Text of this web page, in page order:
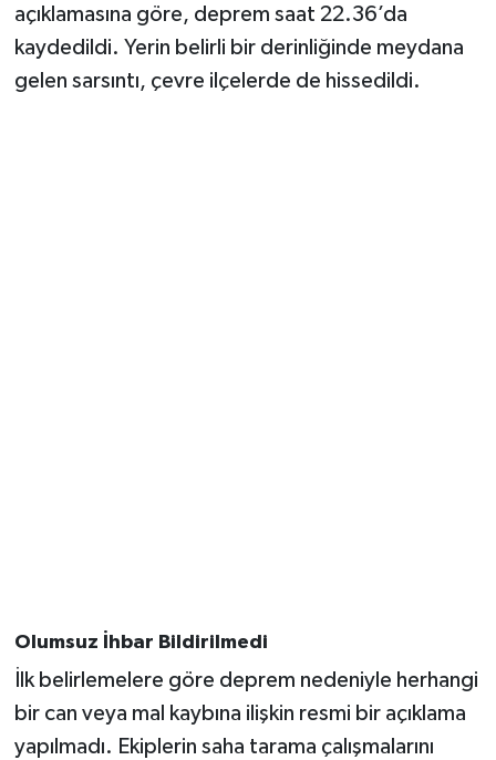
açıklamasına göre, deprem saat 22.36’da
kaydedildi. Yerin belirli bir derinliğinde meydana
gelen sarsıntı, çevre ilçelerde de hissedildi.
Olumsuz İhbar Bildirilmedi
İlk belirlemelere göre deprem nedeniyle herhangi
bir can veya mal kaybına ilişkin resmi bir açıklama
yapılmadı. Ekiplerin saha tarama çalışmalarını
Seri İlan
Siyaset